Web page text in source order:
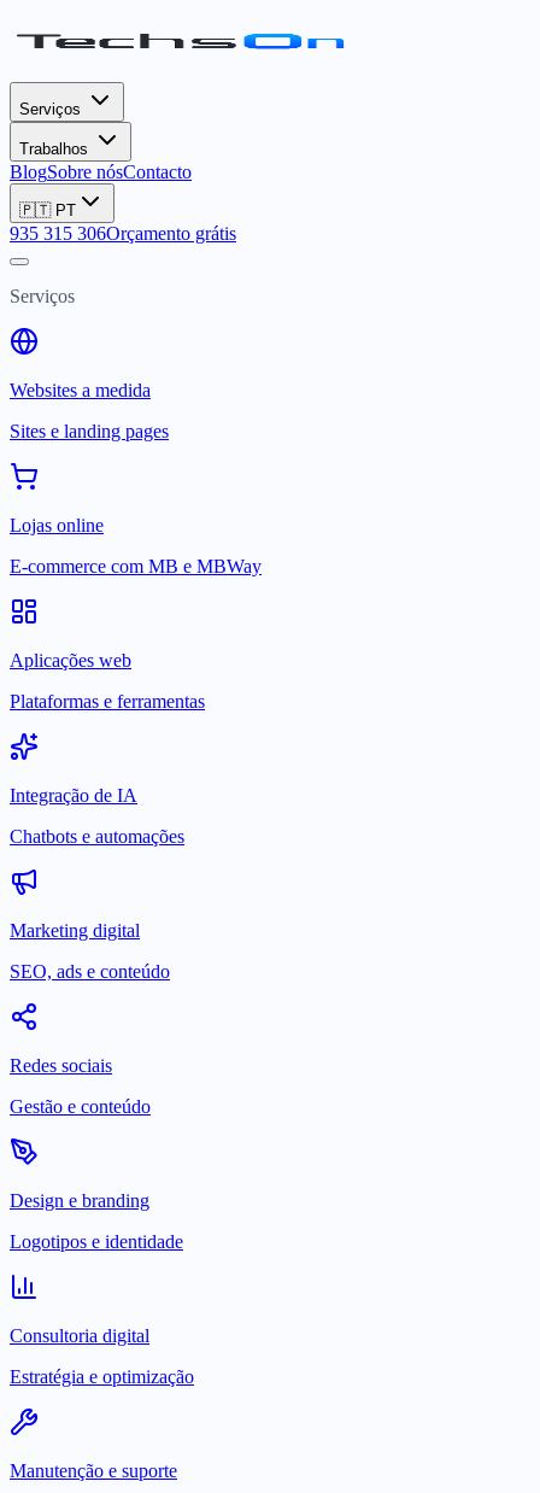
Serviços
Trabalhos
BlogSobre nósContacto
🇵🇹 PT
935 315 306Orçamento grátis
Serviços
Websites a medida
Sites e landing pages
Lojas online
E-commerce com MB e MBWay
Aplicações web
Plataformas e ferramentas
Integração de IA
Chatbots e automações
Marketing digital
SEO, ads e conteúdo
Redes sociais
Gestão e conteúdo
Design e branding
Logotipos e identidade
Consultoria digital
Estratégia e optimização
Manutenção e suporte